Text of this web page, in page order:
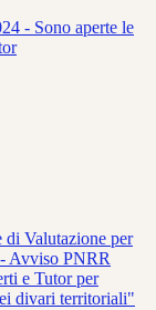
- Sono aperte le
Valutazione per
Avviso PNRR
e Tutor per
divari territoriali"